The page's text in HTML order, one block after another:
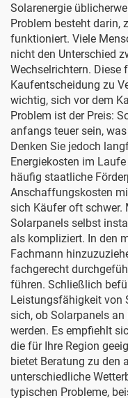
Solarenergie
Problem besteht darin,
funktioniert. Viele
nicht den Unterschied
Wechselrichtern. Diese
Kaufentscheidung zu
wichtig, sich vor dem
Problem ist der Preis:
anfangs teuer sein,
Denken Sie jedoch
Energiekosten im
häufig staatliche
Anschaffungskosten
sich Käufer oft schwer.
Solarpanels selbst
als kompliziert. In den
Fachmann
fachgerecht
führen. Schließlich
Leistungsfähigkeit von
sich, ob Solarpanels
werden. Es empfiehlt
die für Ihre Region
bietet Beratung zu den
unterschiedliche
typischen Probleme,